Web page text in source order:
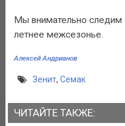
Мы внимательно следим
летнее межсезонье.
Алексей Андрианов
Зенит, Семак
ЧИТАЙТЕ ТАКЖЕ: